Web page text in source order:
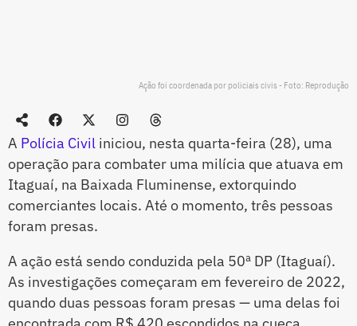
Ação foi coordenada por policiais civis - Foto: Reprodução
A Polícia Civil iniciou, nesta quarta-feira (28), uma
operação para combater uma milícia que atuava em
Itaguaí, na Baixada Fluminense, extorquindo
comerciantes locais. Até o momento, três pessoas
foram presas.
A ação está sendo conduzida pela 50ª DP (Itaguaí).
As investigações começaram em fevereiro de 2022,
quando duas pessoas foram presas — uma delas foi